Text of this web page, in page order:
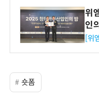
위
인
사
[위
숏폼